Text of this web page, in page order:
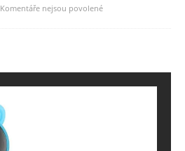
Komentáře nejsou povolené